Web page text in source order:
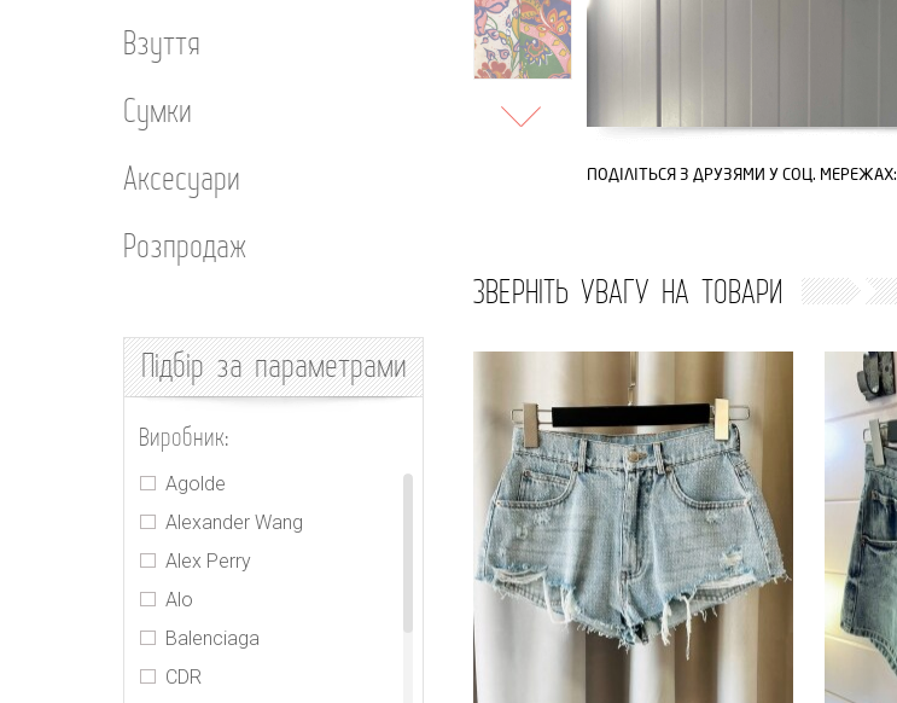
Взуття
Сумки
Аксесуари
Розпродаж
Підбірза параметрами
Виробник:
Agolde
Alexander Wang
Alex Perry
Alo
Balenciaga
CDR
ПОДІЛІТЬСЯ З ДРУЗЯМИ У СОЦ. МЕРЕЖАХ:
ЗВЕРНІТЬ УВАГУ НА ТОВАРИ